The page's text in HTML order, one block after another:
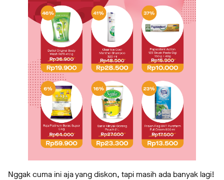
Nggak cuma ini aja yang diskon, tapi masih ada banyak lagi!